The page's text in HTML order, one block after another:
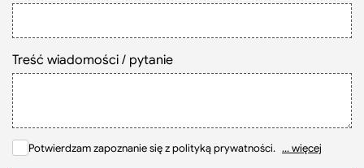
Treść wiadomości / pytanie
Potwierdzam zapoznanie się z polityką prywatności. ... więcej